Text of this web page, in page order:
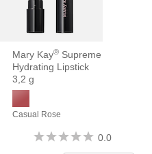
Mary Kay® Supreme
Hydrating Lipstick
3,2 g
Casual Rose
0.0